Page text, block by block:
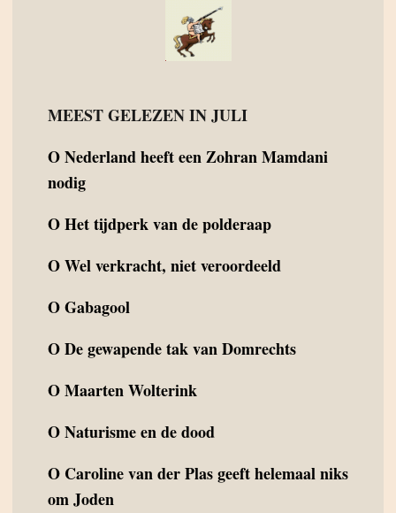
MEEST GELEZEN IN JULI
ONederland heeft een Zohran Mamdani
nodig
OHet tijdperk van de polderaap
OWel verkracht, niet veroordeeld
OGabagool
ODe gewapende tak van Domrechts
OMaarten Wolterink
ONaturisme en de dood
O Caroline van der Plas geeft helemaal niks
om Joden